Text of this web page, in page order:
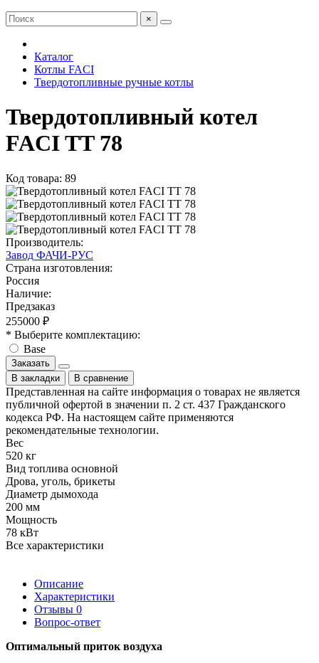
×
Каталог
Котлы FACI
Твердотопливные ручные котлы
Твердотопливный котел
FACI TT 78
Код товара: 89
Производитель:
Завод ФАЧИ-РУС
Страна изготовления:
Россия
Наличие:
Предзаказ
255000 ₽
* Выберите комплектацию:
Base
Заказать
В закладки
В сравнение
Представленная на сайте информация о товарах не является
публичной офертой в значении п. 2 ст. 437 Гражданского
кодекса РФ. На настоящем сайте применяются
рекомендательные технологии.
Вес
520 кг
Вид топлива основной
Дрова, уголь, брикеты
Диаметр дымохода
200 мм
Мощность
78 кВт
Все характеристики
Описание
Характеристики
Отзывы 0
Вопрос-ответ
Оптимальный приток воздуха